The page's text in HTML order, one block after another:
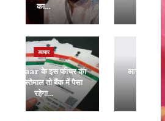
और मोदी
इंडिया
आज दिल्ली में होगी UP BJP
कोर ग्रुप की बैठक, 25
उम्मीदवारों…